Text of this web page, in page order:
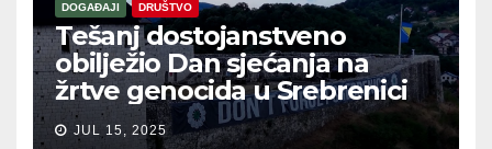
DOGAĐAJI DRUŠTVO
Tešanj dostojanstveno
obilježio Dan sjećanja na
žrtve genocida u Srebrenici
JUL 15, 2025